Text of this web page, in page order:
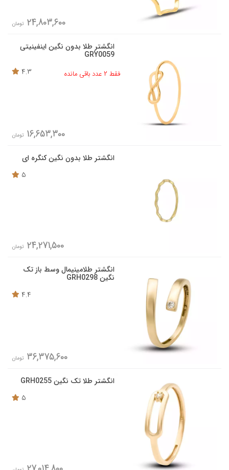
24,803,600 تومان
انگشتر طلا بدون نگین اینفینیتی
GRY0059
فقط 2 عدد باقی مانده
4.3
16,653,300 تومان
انگشتر طلا بدون نگین کنگره ای
5
24,271,500 تومان
انگشتر طلامینیمال وسط باز تک
نگین GRH0298
4.4
36,375,600 تومان
انگشتر طلا تک نگین GRH0255
5